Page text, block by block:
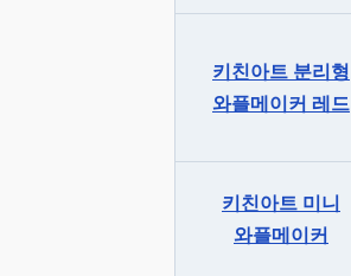
키친아트 분리형
와플메이커 레드
키친아트 미니
와플메이커